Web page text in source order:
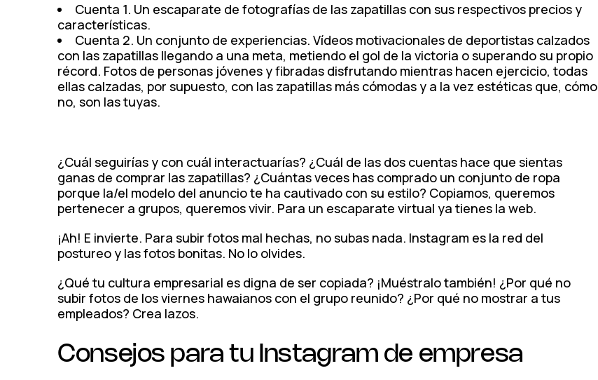
Cuenta 1. Un escaparate de fotografías de las zapatillas con sus respectivos precios y
características.
Cuenta 2. Un conjunto de experiencias. Vídeos motivacionales de deportistas calzados
con las zapatillas llegando a una meta, metiendo el gol de la victoria o superando su propio
récord. Fotos de personas jóvenes y fibradas disfrutando mientras hacen ejercicio, todas
ellas calzadas, por supuesto, con las zapatillas más cómodas y a la vez estéticas que, cómo
no, son las tuyas.
¿Cuál seguirías y con cuál interactuarías? ¿Cuál de las dos cuentas hace que sientas
ganas de comprar las zapatillas? ¿Cuántas veces has comprado un conjunto de ropa
porque la/el modelo del anuncio te ha cautivado con su estilo? Copiamos, queremos
pertenecer a grupos, queremos vivir. Para un escaparate virtual ya tienes la web.
¡Ah! E invierte. Para subir fotos mal hechas, no subas nada. Instagram es la red del
postureo y las fotos bonitas. No lo olvides.
¿Qué tu cultura empresarial es digna de ser copiada? ¡Muéstralo también! ¿Por qué no
subir fotos de los viernes hawaianos con el grupo reunido? ¿Por qué no mostrar a tus
empleados? Crea lazos.
Consejos para tu Instagram de empresa